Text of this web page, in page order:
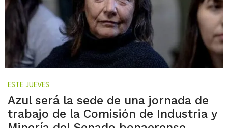
ESTE JUEVES
Azul será la sede de una jornada de
trabajo de la Comisión de Industria y